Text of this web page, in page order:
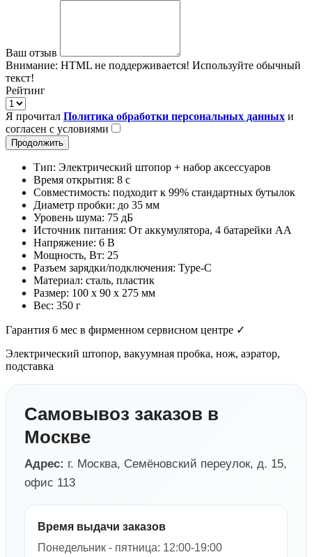
Ваш отзыв
Внимание: HTML не поддерживается! Используйте обычный
текст!
Рейтинг
Я прочитал Политика обработки персональных данных и
согласен с условиями
Продолжить
Тип: Электрический штопор + набор аксессуаров
Время открытия: 8 с
Совместимость: подходит к 99% стандартных бутылок
Диаметр пробки: до 35 мм
Уровень шума: 75 дБ
Источник питания: От аккумулятора, 4 батарейки АА
Напряжение: 6 В
Мощность, Вт: 25
Разъем зарядки/подключения: Type-C
Материал: сталь, пластик
Размер: 100 х 90 х 275 мм
Вес: 350 г
Гарантия 6 мес в фирменном сервисном центре ✓
Электрический штопор, вакуумная пробка, нож, аэратор,
подставка
Самовывоз заказов в
Москве
Адрес: г. Москва, Семёновский переулок, д. 15,
офис 113
Время выдачи заказов
Понедельник - пятница: 12:00-19:00